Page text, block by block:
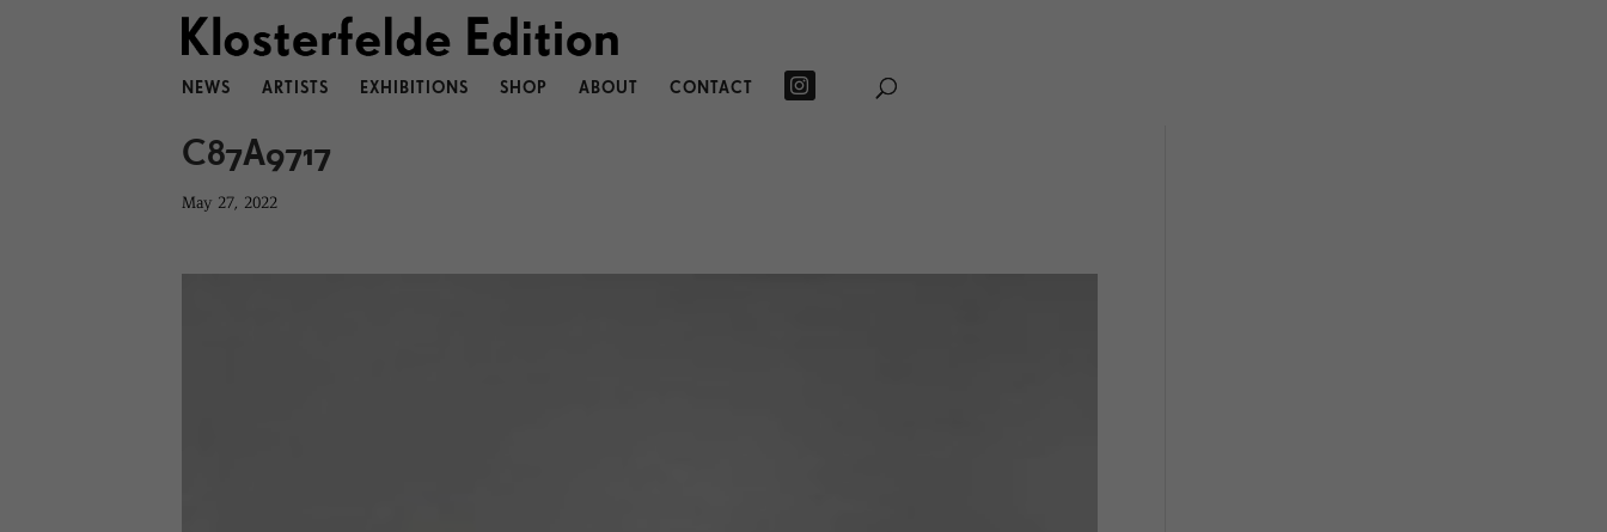
NEWS ARTISTS EXHIBITIONS SHOP ABOUT CONTACT
C87A9717
May 27, 2022